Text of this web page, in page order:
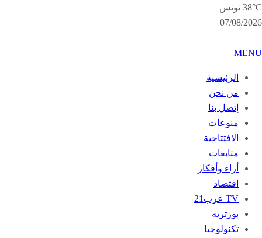
38°C تونس
07/08/2026
MENU
الرئيسية
من نحن
إتصل بنا
منوعات
الافتتاحية
متابعات
أراء وأفكار
اقتصاد
TV عرب21
بورتريه
تكنولوجيا